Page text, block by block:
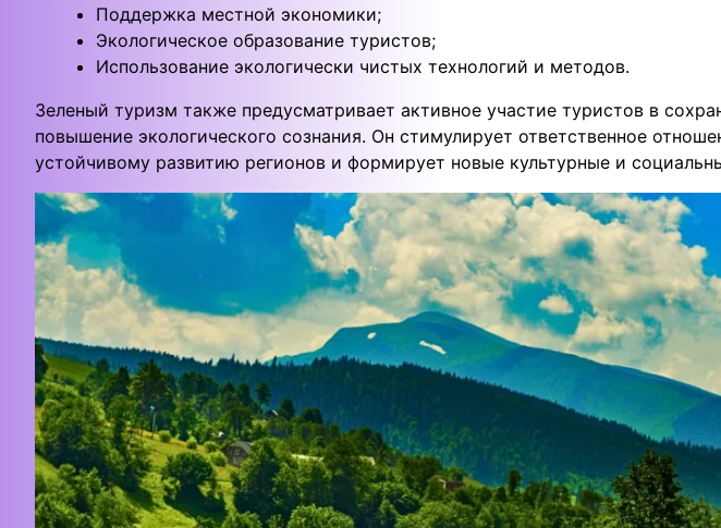
Поддержка местной экономики;
Экологическое образование туристов;
Использование экологически чистых технологий и методов.
Зеленый туризм также предусматривает активное участие туристов в
повышение экологического сознания. Он стимулирует ответственное
устойчивому развитию регионов и формирует новые культурные и